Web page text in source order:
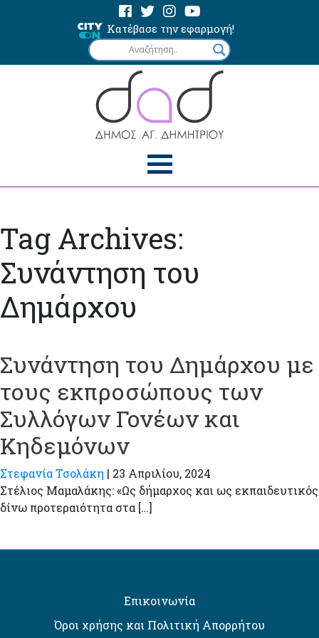
Κατέβασε την εφαρμογή!
Tag Archives:
Συνάντηση του
Δημάρχου
Συνάντηση του Δημάρχου με
τους εκπροσώπους των
Συλλόγων Γονέων και
Κηδεμόνων
Στεφανία Τσολάκη | 23 Απριλίου, 2024
Στέλιος Μαμαλάκης: «Ως δήμαρχος και ως εκπαιδευτικός
δίνω προτεραιότητα στα […]
Επικοινωνία
Όροι χρήσης και Πολιτική Απορρήτου